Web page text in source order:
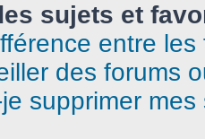
sujets et
entre
des forums
supprimer